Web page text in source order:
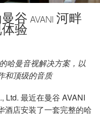
谷 AVANI 河畔
验
哈曼音视解决方案，以
和顶级的音质
Ltd. 最近在曼谷 AVANI
酒店安装了一套完整的哈